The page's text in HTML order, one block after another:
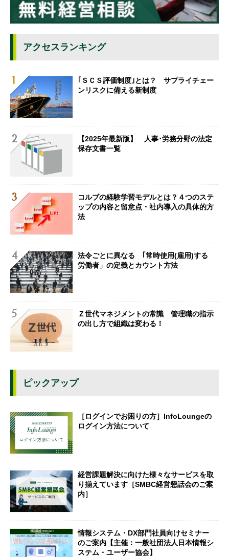
アクセスランキング
｢ＳＣＳ評価制度｣とは？ サプライチェー
ンリスクに備える新制度
【2025年最新版】 人事･労務分野の法定
保存文書一覧
コルブの経験学習モデルとは？４つのステ
ップの内容と留意点・社内導入の具体的方
法
法令ごとに異なる ｢常時使用(雇用)する
労働者」の定義とカウント方法
Ｚ世代マネジメントの常識 管理職の指示
の出し方で組織は変わる！
ピックアップ
［ログインでお困りの方］InfoLoungeの
ログイン方法について
経営課題解決に向けた様々なサービスを取
り揃えています［SMBC経営懇話会のご案
内］
情報システム・DX部門社員向けセミナー
のご案内【主催：一般社団法人日本情報シ
ステム・ユーザー協会】